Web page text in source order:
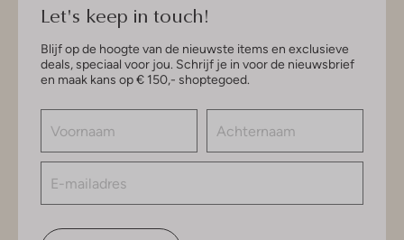
Let's keep in touch!
Blijf op de hoogte van de nieuwste items en exclusieve
deals, speciaal voor jou. Schrijf je in voor de nieuwsbrief
en maak kans op € 150,- shoptegoed.